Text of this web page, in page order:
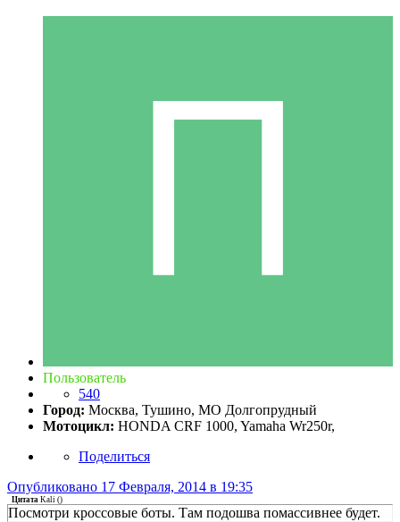
Пользователь
540
Город: Москва, Тушино, МО Долгопрудный
Мотоцикл: HONDA CRF 1000, Yamaha Wr250r,
Поделиться
Опубликовано 17 Февраля, 2014 в 19:35
Цитата Kali ()
Посмотри кроссовые боты. Там подошва помассивнее будет.